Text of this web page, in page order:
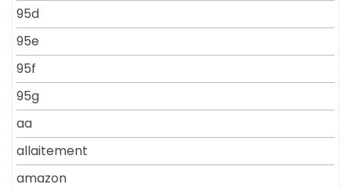
95d
95e
95f
95g
aa
allaitement
amazon